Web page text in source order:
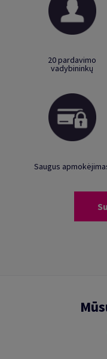
20 pardavimo
vadybininkų
Saugus